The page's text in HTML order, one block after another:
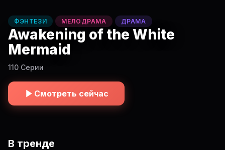
ФЭНТЕЗИ МЕЛОДРАМА ДРАМА
Awakening of the White
Mermaid
110 Серии
Смотреть сейчас
В тренде